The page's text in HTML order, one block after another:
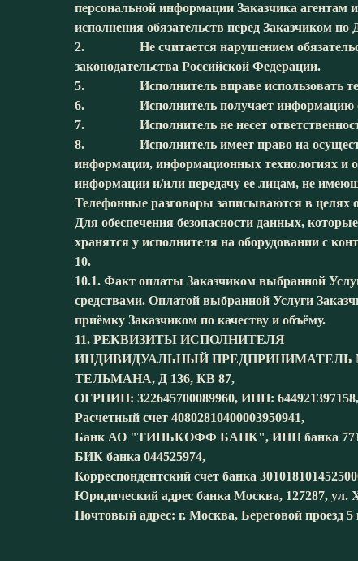
персональной информации Заказчика
исполнения обязательств перед Заказчиком по
2. Не считается нарушением обязательств
законодательства Российской Федерации.
5. Исполнитель вправе использовать
6. Исполнитель получает информацию об
7. Исполнитель не несет ответственности
8. Исполнитель имеет право на
информации, информационных технологиях и
информации и/или передачу ее лицам, не
Телефонные разговоры записываются в целях
Для обеспечения безопасности данных,
хранятся у исполнителя на оборудовании с
10. ИНЫЕ
10.1. Факт оплаты Заказчиком выбранной
средствами. Оплатой выбранной Услуги
приёмку Заказчиком по качеству и объёму.
11. РЕКВИЗИТЫ ИСПОЛНИТЕЛЯ
ИНДИВИДУАЛЬНЫЙ ПРЕДПРИНИМАТЕЛЬ
ТЕЛЬМАНА, Д 136, КВ 87,
ОГРНИП: 322645700089960, ИНН:
Расчетный счет 40802810400003950941,
Банк АО "ТИНЬКОФФ БАНК", ИНН банка
БИК банка 044525974,
Корреспондентский счет банка
Юридический адрес банка Москва, 127287, ул.
Почтовый адрес: г. Москва, Береговой проезд